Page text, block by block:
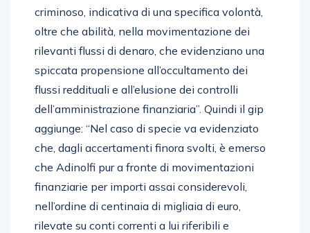
criminoso, indicativa di una specifica volontà,
oltre che abilità, nella movimentazione dei
rilevanti flussi di denaro, che evidenziano una
spiccata propensione all’occultamento dei
flussi reddituali e all’elusione dei controlli
dell’amministrazione finanziaria”. Quindi il gip
aggiunge: “Nel caso di specie va evidenziato
che, dagli accertamenti finora svolti, è emerso
che Adinolfi pur a fronte di movimentazioni
finanziarie per importi assai considerevoli,
nell’ordine di centinaia di migliaia di euro,
rilevate su conti correnti a lui riferibili e